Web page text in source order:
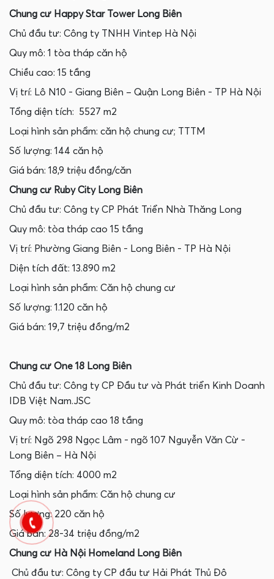
Chung cư Happy Star Tower Long Biên
Chủ đầu tư: Công ty TNHH Vintep Hà Nội
Quy mô: 1 tòa tháp căn hộ
Chiều cao: 15 tầng
Vị trí: Lô N10 - Giang Biên – Quận Long Biên - TP Hà Nội
Tổng diện tích: 5527 m2
Loại hình sản phẩm: căn hộ chung cư; TTTM
Số lượng: 144 căn hộ
Giá bán: 18,9 triệu đồng/căn
Chung cư Ruby City Long Biên
Chủ đầu tư: Công ty CP Phát Triển Nhà Thăng Long
Quy mô: tòa tháp cao 15 tầng
Vị trí: Phường Giang Biên - Long Biên - TP Hà Nội
Diện tích đất: 13.890 m2
Loại hình sản phẩm: Căn hộ chung cư
Số lượng: 1.120 căn hộ
Giá bán: 19,7 triệu đồng/m2‍
Chung cư One 18 Long Biên
Chủ đầu tư: Công ty CP Đầu tư và Phát triển Kinh Doanh
IDB Việt Nam.JSC
Quy mô: tòa tháp cao 18 tầng
Vị trí: Ngõ 298 Ngọc Lâm - ngõ 107 Nguyễn Văn Cừ -
Long Biên – Hà Nội
Tổng diện tích: 4000 m2
Loại hình sản phẩm: Căn hộ chung cư
Số lượng: 220 căn hộ
Giá bán: 28-34 triệu đồng/m2
Chung cư Hà Nội Homeland Long Biên
Chủ đầu tư: Công ty CP đầu tư Hải Phát Thủ Đô